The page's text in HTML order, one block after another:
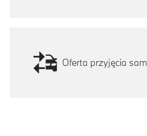
Oferta przyjęcia